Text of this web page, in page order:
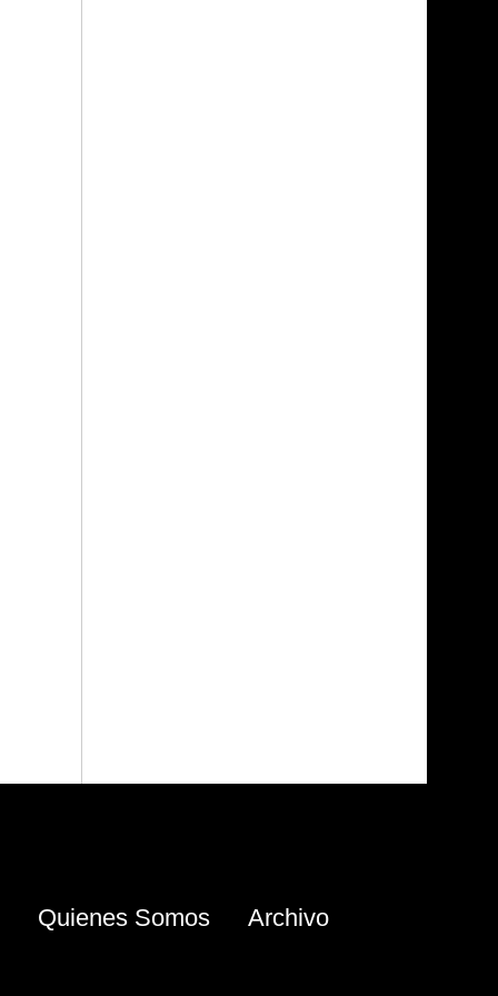
Quienes Somos Archivo